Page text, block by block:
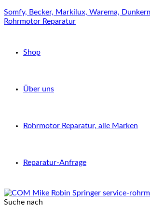
Somfy, Becker, Markilux, Warema,
Rohrmotor Reparatur
Shop
Über uns
Rohrmotor Reparatur, alle Marken
Reparatur-Anfrage
Suche nach